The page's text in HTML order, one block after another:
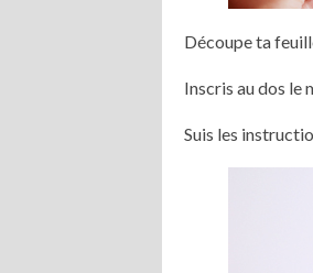
Découpe ta
Inscris au dos le
Suis les